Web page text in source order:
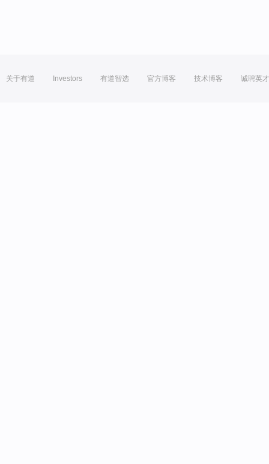
关于有道 Investors 有道智选 官方博客 技术博客 诚聘英才